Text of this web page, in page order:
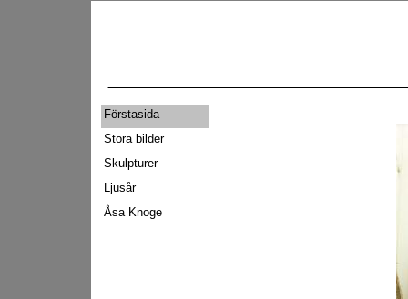
Förstasida
Stora bilder
Skulpturer
Ljusår
Åsa Knoge